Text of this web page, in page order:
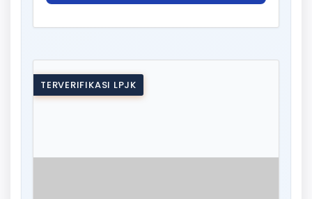
TERVERIFIKASI LPJK